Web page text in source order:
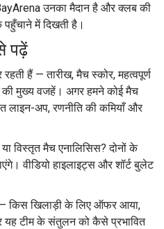
उनका मैदान है और क्लब की
में दिखती है।
पढ़ें
हैं — तारीख, मैच स्कोर, महत्वपूर्ण
की मुख्य वजहें। अगर हमने कोई मैच
लाइन-अप, रणनीति की कमियाँ और
विस्तृत मैच एनालिसिस? दोनों के
वीडियो हाइलाइट्स और शॉर्ट बुलेट
किस खिलाड़ी के लिए ऑफर आया,
यह टीम के संतुलन को कैसे प्रभावित